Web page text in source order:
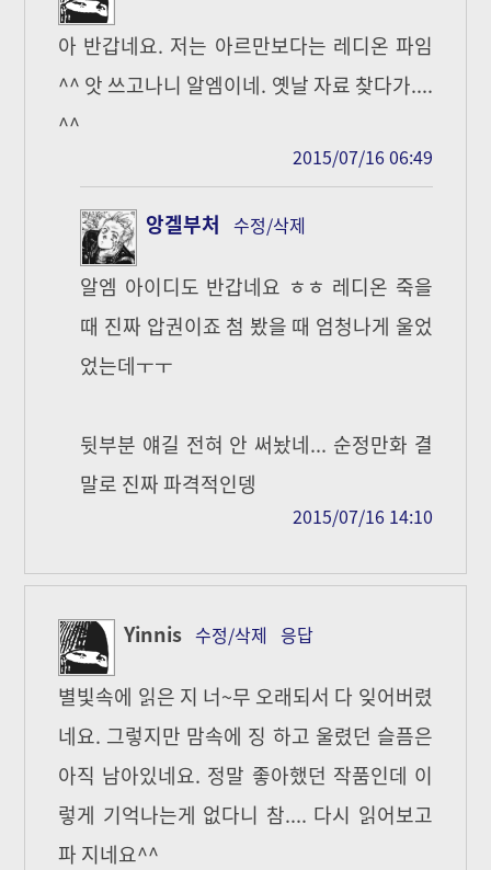
아 반갑네요. 저는 아르만보다는 레디온 파임
^^ 앗 쓰고나니 알엠이네. 옛날 자료 찾다가....
^^
2015/07/16 06:49
앙겔부처 수정/삭제
알엠 아이디도 반갑네요 ㅎㅎ 레디온 죽을
때 진짜 압권이죠 첨 봤을 때 엄청나게 울었
었는데ㅜㅜ
뒷부분 얘길 전혀 안 써놨네... 순정만화 결
말로 진짜 파격적인뎅
2015/07/16 14:10
Yinnis 수정/삭제 응답
별빛속에 읽은 지 너~무 오래되서 다 잊어버렸
네요. 그렇지만 맘속에 징 하고 울렸던 슬픔은
아직 남아있네요. 정말 좋아했던 작품인데 이
렇게 기억나는게 없다니 참.... 다시 읽어보고
파 지네요^^